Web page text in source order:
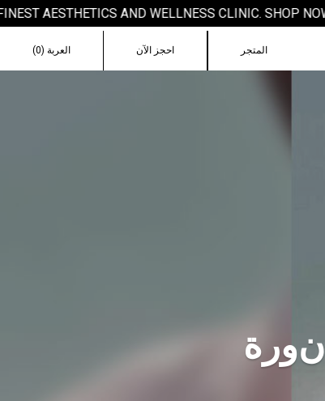
AESTHETICS AND WELLNESS CLINIC. SHOP NOW!
المتجر احجز الآن العربة (0)
نور ة